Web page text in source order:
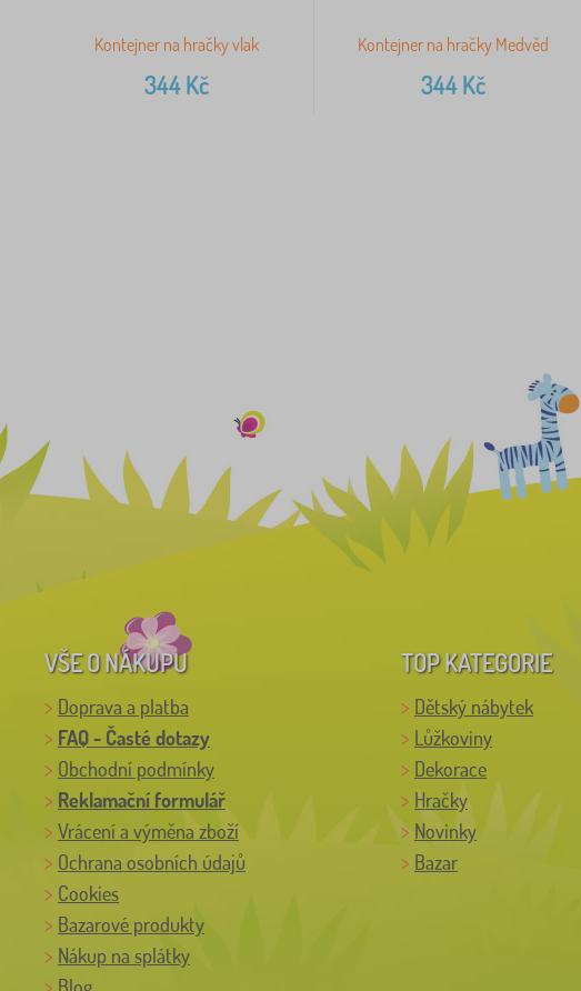
Kontejner na hračky vlak
344Kč
Kontejner na hračky Medvěd
344Kč
VŠE O NÁKUPU
Doprava a platba
FAQ - Časté dotazy
Obchodní podmínky
Reklamační formulář
Vrácení a výměna zboží
Ochrana osobních údajů
Cookies
Bazarové produkty
Nákup na splátky
TOP KATEGORIE
Dětský nábytek
Lůžkoviny
Dekorace
Hračky
Novinky
Bazar